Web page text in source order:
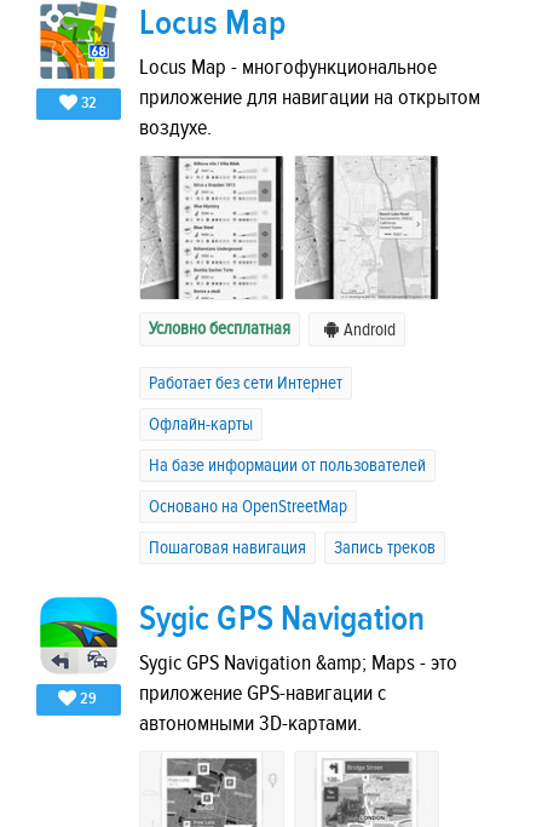
32
Locus Map
Locus Map - многофункциональное
приложение для навигации на открытом
воздухе.
Условно бесплатная Android
Работает без сети Интернет
Офлайн-карты
На базе информации от пользователей
Основано на OpenStreetMap
Пошаговая навигация
Запись треков
29
Sygic GPS Navigation
Sygic GPS Navigation &amp; Maps - это
приложение GPS-навигации с
автономными 3D-картами.